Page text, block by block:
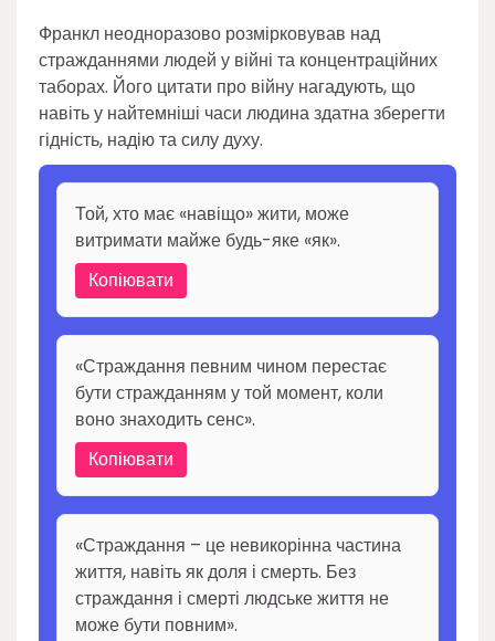
Франкл неодноразово розмірковував над
стражданнями людей у війні та концентраційних
таборах. Його цитати про війну нагадують, що
навіть у найтемніші часи людина здатна зберегти
гідність, надію та силу духу.
Той, хто має «навіщо» жити, може
витримати майже будь-яке «як».
Копіювати
«Страждання певним чином перестає
бути стражданням у той момент, коли
воно знаходить сенс».
Копіювати
«Страждання – це невикорінна частина
життя, навіть як доля і смерть. Без
страждання і смерті людське життя не
може бути повним».